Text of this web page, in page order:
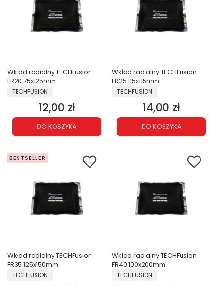
Wkład radialny TECHFusion
FR20 75x125mm
PRODUCENT
TECHFUSION
Cena
12,00 zł
DO KOSZYKA
Wkład radialny TECHFusion
FR25 115x115mm
PRODUCENT
TECHFUSION
Cena
14,00 zł
DO KOSZYKA
BESTSELLER
Wkład radialny TECHFusion
FR35 125x150mm
PRODUCENT
TECHFUSION
Wkład radialny TECHFusion
FR40 100x200mm
PRODUCENT
TECHFUSION